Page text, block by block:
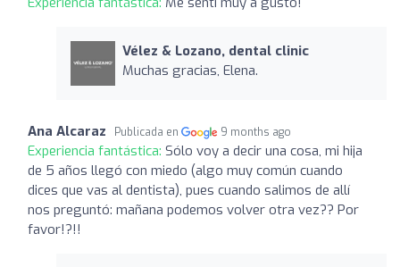
Vélez & Lozano, dental clinic
Muchas gracias, Elena.
Ana Alcaraz Publicada en 9 months ago
Experiencia fantástica: Sólo voy a decir una cosa, mi hija
de 5 años llegó con miedo (algo muy común cuando
dices que vas al dentista), pues cuando salimos de allí
nos preguntó: mañana podemos volver otra vez?? Por
favor!?!!